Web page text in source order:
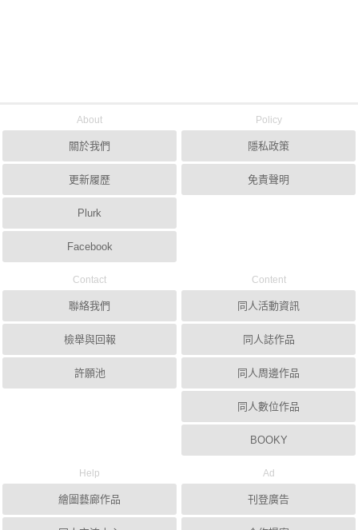
About
關於我們
更新履歷
Plurk
Facebook
Policy
隱私政策
免責聲明
Contact
聯絡我們
檢舉與回報
許願池
Content
同人活動資訊
同人誌作品
同人周邊作品
同人數位作品
BOOKY
Help
繪圖藝廊作品
Ad
刊登廣告